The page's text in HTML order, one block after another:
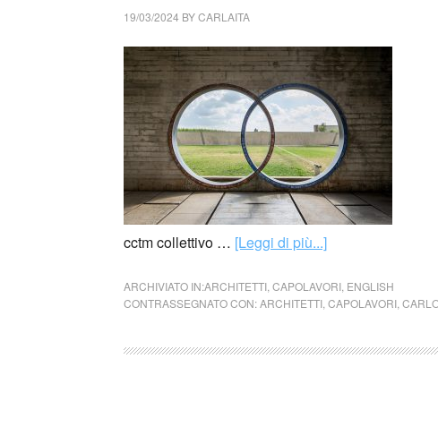
19/03/2024 BYCARLAITA
cctm collettivo … [Leggi di più...]
ARCHIVIATO IN:ARCHITETTI CAPOLAVORI ENGLISH
CONTRASSEGNATO CON:ARCHITETTI CAPOLAVORI